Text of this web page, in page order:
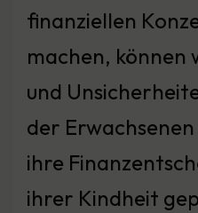
finanziellen
machen, können
und
der
ihre
ihrer Kindheit